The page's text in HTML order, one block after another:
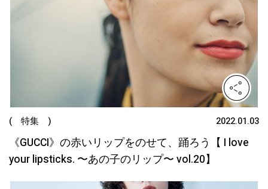
( 特集 ) 2022.01.03
《GUCCI》の赤いリップをのせて、踊ろう【 I love
your lipsticks. 〜あの子のリップ〜 vol.20】